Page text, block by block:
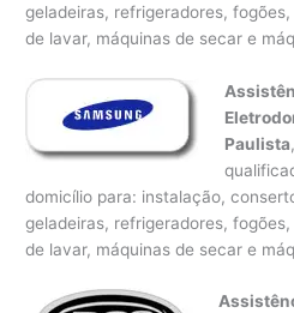
geladeiras, refrigeradores,
de lavar, máquinas de secar e
Paulista
domicílio para: instalação,
geladeiras, refrigeradores,
de lavar, máquinas de secar e